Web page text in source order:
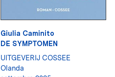
Giulia Caminito
DE SYMPTOMEN
UITGEVERIJ COSSEE
Olanda